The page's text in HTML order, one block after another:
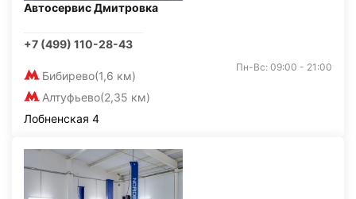
Автосервис Дмитровка
+7 (499) 110-28-43
Бибирево(1,6 км)
Алтуфьево(2,35 км)
Пн-Вс: 09:00 - 21:00
Лобненская 4